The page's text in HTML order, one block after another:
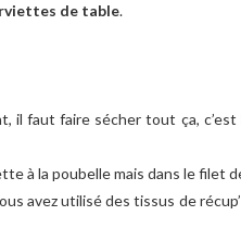
de table.
il faut faire sécher tout ça, c’est
à la poubelle mais dans le filet
avez utilisé des tissus de